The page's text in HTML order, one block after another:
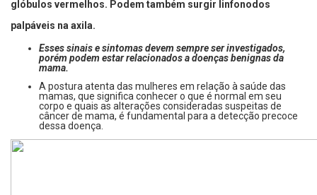
glóbulos vermelhos. Podem também surgir linfonodos
palpáveis na axila.
Esses sinais e sintomas devem sempre ser investigados,
porém podem estar relacionados a doenças benignas da
mama.
A postura atenta das mulheres em relação à saúde das
mamas, que significa conhecer o que é normal em seu
corpo e quais as alterações consideradas suspeitas de
câncer de mama, é fundamental para a detecção precoce
dessa doença.